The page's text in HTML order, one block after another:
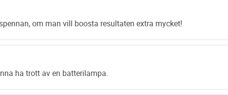
om man vill boosta resultaten extra mycket!
ha trott av en batterilampa.